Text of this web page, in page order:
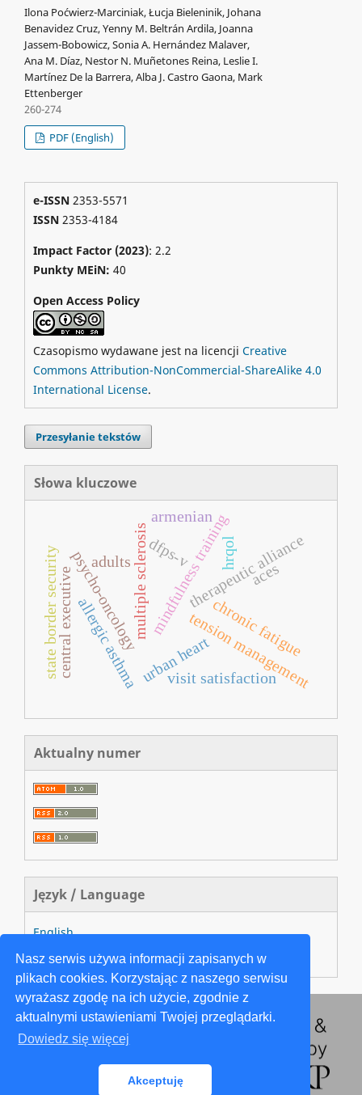
Nasz serwis używa informacji zapisanych w
plikach cookies. Korzystając z naszego serwisu
wyrażasz zgodę na ich użycie, zgodnie z
aktualnymi ustawieniami Twojej przeglądarki.
Dowiedz się więcej
Akceptuję
Ilona Poćwierz-Marciniak, Łucja Bieleninik, Johana
Benavidez Cruz, Yenny M. Beltrán Ardila, Joanna
Jassem-Bobowicz, Sonia A. Hernández Malaver,
Ana M. Díaz, Nestor N. Muñetones Reina, Leslie I.
Martínez De la Barrera, Alba J. Castro Gaona, Mark
Ettenberger
260-274
PDF (English)
e-ISSN2353-5571
ISSN2353-4184
Impact Factor (2023): 2.2
Punkty MEiN: 40
Open Access Policy
Czasopismo wydawane jest na licencji Creative
Commons Attribution-NonCommercial-ShareAlike 4.0
International License.
Przesyłanie tekstów
Słowa kluczowe
multiple sclerosismindfulness training
therapeutic alliance
psycho-oncology tension management
hrqol
allergic asthma chronic fatigue
adults
central executive urban heart
visit satisfaction
dfps-v
armenian
aces
state border security
Aktualny numer
Język / Language
English
Język Polski